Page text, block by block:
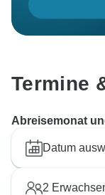
Termine
Abreisemonat
Datum
2